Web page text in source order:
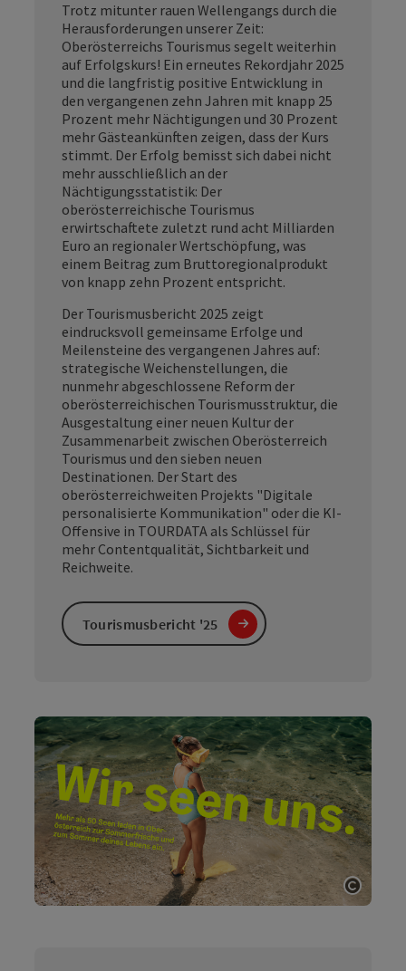
Trotz mitunter rauen Wellengangs durch die
Herausforderungen unserer Zeit:
Oberösterreichs Tourismus segelt weiterhin
auf Erfolgskurs! Ein erneutes Rekordjahr 2025
und die langfristig positive Entwicklung in
den vergangenen zehn Jahren mit knapp 25
Prozent mehr Nächtigungen und 30 Prozent
mehr Gästeankünften zeigen, dass der Kurs
stimmt. Der Erfolg bemisst sich dabei nicht
mehr ausschließlich an der
Nächtigungsstatistik: Der
oberösterreichische Tourismus
erwirtschaftete zuletzt rund acht Milliarden
Euro an regionaler Wertschöpfung, was
einem Beitrag zum Bruttoregionalprodukt
von knapp zehn Prozent entspricht.
Der Tourismusbericht 2025 zeigt
eindrucksvoll gemeinsame Erfolge und
Meilensteine des vergangenen Jahres auf:
strategische Weichenstellungen, die
nunmehr abgeschlossene Reform der
oberösterreichischen Tourismusstruktur, die
Ausgestaltung einer neuen Kultur der
Zusammenarbeit zwischen Oberösterreich
Tourismus und den sieben neuen
Destinationen. Der Start des
oberösterreichweiten Projekts "Digitale
personalisierte Kommunikation" oder die KI-
Offensive in TOURDATA als Schlüssel für
mehr Contentqualität, Sichtbarkeit und
Reichweite.
Tourismusbericht '25